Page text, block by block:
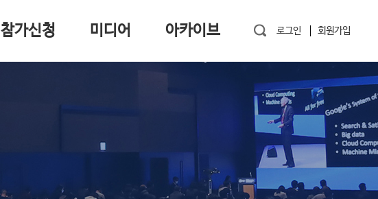
참가신청 미디어 아카이브 로그인 회원가입